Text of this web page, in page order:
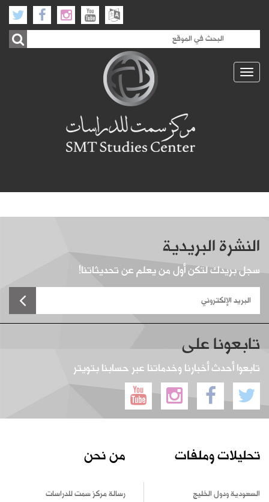
Toggle
navigation
النشرة البريدية
سجل بريدك لتكن أول من يعلم عن تحديثاتنا!
تابعونا على
تابعوا أحدث أخبارنا وخدماتنا عبر حسابنا بتويتر
تحليلات وملفات
السعودية ودول الخليج
من نحن
رسالة مركز سمت للدراسات